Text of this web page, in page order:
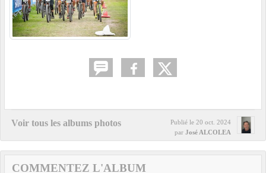
Voir tous les albums photos Publié le 20 oct. 2024
par José ALCOLEA
COMMENTEZ L'ALBUM